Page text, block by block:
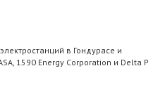
в Гондурасе и
1590 Energy Corporation и Delta P